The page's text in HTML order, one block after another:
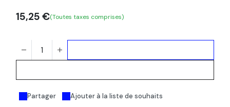
Partager Ajouter à la liste de souhaits
15,25 €(Toutes taxes comprises)